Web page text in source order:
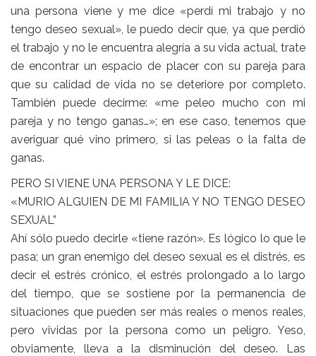
una persona viene y me dice «perdí mi trabajo y no
tengo deseo sexual», le puedo decir que, ya que perdió
el trabajo y no le encuentra alegría a su vida actual, trate
de encontrar un espacio de placer con su pareja para
que su calidad de vida no se deteriore por completo.
También puede decirme: «me peleo mucho con mi
pareja y no tengo ganas…»; en ese caso, tenemos que
averiguar qué vino primero, si las peleas o la falta de
ganas.
PERO SI VIENE UNA PERSONA Y LE DICE:
«MURIO ALGUIEN DE MI FAMILIA Y NO TENGO DESEO
SEXUAL”
Ahí sólo puedo decirle «tiene razón». Es lógico lo que le
pasa; un gran enemigo del deseo sexual es el distrés, es
decir el estrés crónico, el estrés prolongado a lo largo
del tiempo, que se sostiene por la permanencia de
situaciones que pueden ser más reales o menos reales,
pero vividas por la persona como un peligro. Yeso,
obviamente, lleva a la disminución del deseo. Las